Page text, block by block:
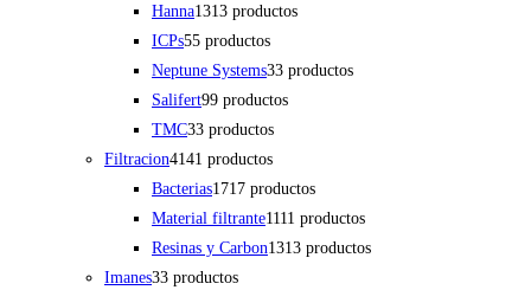
Hanna1313 productos
ICPs55 productos
Neptune Systems33 productos
Salifert99 productos
TMC33 productos
Filtracion41 41 productos
Bacterias1717 productos
Material filtrante11 11 productos
Resinas y Carbon1313 productos
Imanes33 productos